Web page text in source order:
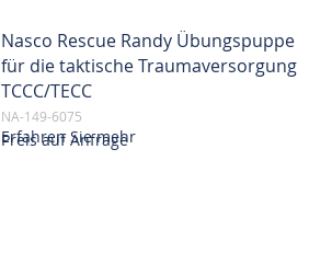
Nasco Rescue Randy Übungspuppe
für die taktische Traumaversorgung
TCCC/TECC
NA-149-6075
Preis auf Anfrage
Erfahren Sie mehr